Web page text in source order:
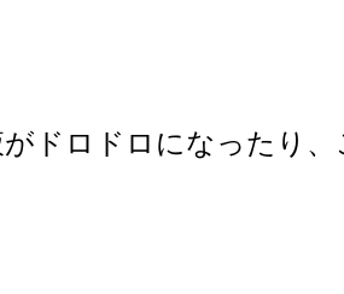
ドロドロになったり、